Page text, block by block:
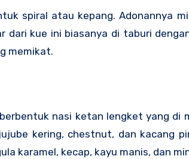
spiral atau kepang. Adonannya
dari kue ini biasanya di taburi
memikat.
nasi ketan lengket yang di
kering, chestnut, dan kacang
karamel, kecap, kayu manis, dan